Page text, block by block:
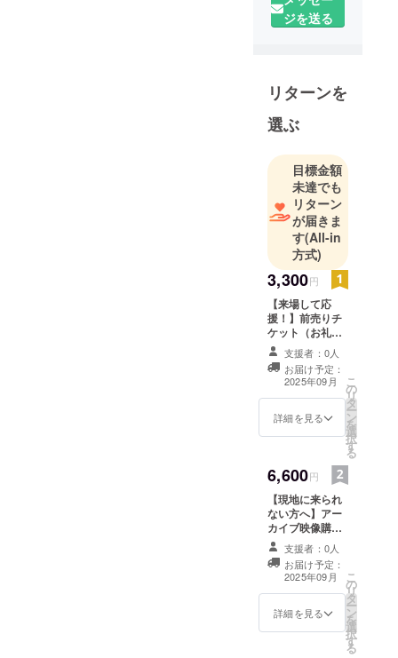
ジを送る
リターンを
選ぶ
目標金額
未達でも
リターン
が届きま
す(All-in
方式)
3,300円
【来場して応
援！】前売りチ
ケット（お礼動
画付き） 3,300
円 当日、会場で
ショーをご観覧
いただける前売
りチケットで
す。 ご支援いた
からのお礼動
画」をお届けし
ます。 ・収録時
間：約2～3分
間。 ・提供方
法：メールに
URLを記載しま
す。
支援者：0人
お届け予定：
2025年09月
詳細を見る
こ
の
リ
タ
ー
ン
を
選
択
す
る
6,600円
【現地に来られ
ない方へ】アー
カイブ映像購入
で応援！ 5,500
円 遠方にお住ま
いの方、当日ど
うしても来場が
難しい方のため
に、 後日配信さ
支援者：0人
お届け予定：
2025年09月
詳細を見る
こ
の
リ
タ
ー
ン
を
選
択
す
る